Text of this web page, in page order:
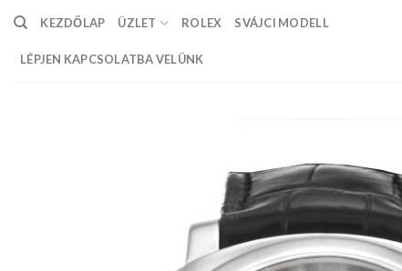
content
KEZDŐLAP ÜZLET ROLEX SVÁJCI MODELL
LÉPJEN KAPCSOLATBA VELÜNK